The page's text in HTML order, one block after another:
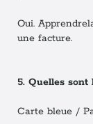
Oui.
une facture.
5. Quelles sont
Carte bleue /